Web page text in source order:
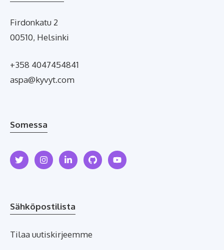
Firdonkatu 2
00510, Helsinki
+358 4047454841
aspa@kyvyt.com
Somessa
Sähköpostilista
Tilaa uutiskirjeemme